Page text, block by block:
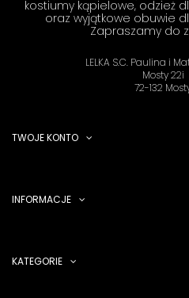
kostiumy kąpielowe, odzież
oraz wyjątkowe obuwie
Zapraszamy do
LELKA S.C. Paulina i
Mosty 22i
72-132
TWOJE KONTO
INFORMACJE
KATEGORIE